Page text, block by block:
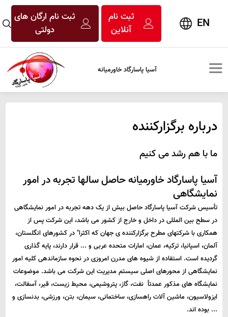
EN
ثبت نام
آنلاین
ثبت نام ارگان های
دولتی
آسیا پاسارگاد خاورمیانه
درباره برگزارکننده
ما با هم رشد می کنیم
آسیا پاسارگاد خاورمیانه حاصل سالها تجربه در امور
نمایشگاهی
تأسیس شرکت آسیا پاسارگاد حاصل بیش از یک دهه تجربه در امور نمایشگاهی
در سطح بین المللی در داخل و خارج از کشور می باشد، این شرکت پس از
همکاری با شرکتهای مطرح برگزارکننده ی جهان که اکثرا" در کشورهای انگلستان،
آلمان، اسپانیا، ترکیه، عمان، امارات متحده عربی و ... قرار دارند، پایه گذاری
گردیده است. استفاده از شیوه های مدرن امروزی در نحوه سازماندهی کلیه امور
نمایشگاهی از محورهای اصلی سیستم مدیریت این شرکت می باشد. موضوعات
نمایشگاه های مذکور عمدتاً نفت، گاز، پتروشیمی، محیط زیست، قیر، آسفالت،
ایزولاسیون، ماشین آلات راهسازی، ساختمانی، سیمان، بتن، ورزشی، بدنسازی و
... بوده اند.